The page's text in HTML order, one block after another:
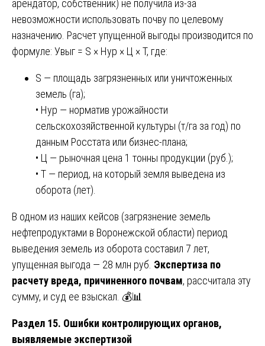
арендатор, собственник) не получила из-за
невозможности использовать почву по целевому
назначению. Расчет упущенной выгоды производится по
формуле: Увыг = S × Нур × Ц × Т, где:
S — площадь загрязненных или уничтоженных
земель (га);
• Нур — норматив урожайности
сельскохозяйственной культуры (т/га за год) по
данным Росстата или бизнес-плана;
• Ц — рыночная цена 1 тонны продукции (руб.);
• Т — период, на который земля выведена из
оборота (лет).
В одном из наших кейсов (загрязнение земель
нефтепродуктами в Воронежской области) период
выведения земель из оборота составил 7 лет,
упущенная выгода — 28 млн руб. Экспертиза по
расчету вреда, причиненного почвам, рассчитала эту
сумму, и суд ее взыскал. 💰📊
Раздел 15. Ошибки контролирующих органов,
выявляемые экспертизой